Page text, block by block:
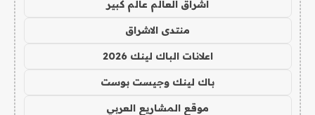
اشراق العالم عالم كبير
منتدى الاشراق
اعلانات الباك لينك 2026
باك لينك وجيست بوست
موقع المشاريع العربي